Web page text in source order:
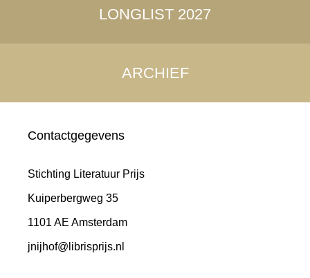
LONGLIST 2027
ARCHIEF
Contactgegevens
Stichting Literatuur Prijs
Kuiperbergweg 35
1101 AE Amsterdam
jnijhof@librisprijs.nl